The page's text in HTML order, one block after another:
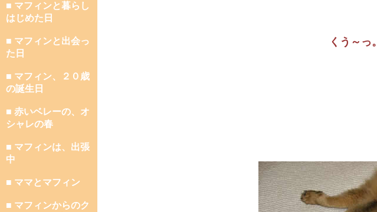
■ マフィンと暮らし
はじめた日
■ マフィンと出会っ
た日
■ マフィン、２０歳
の誕生日
■ 赤いベレーの、オ
シャレの春
■ マフィンは、出張
中
■ ママとマフィン
■ マフィンからのク
くう～っ。